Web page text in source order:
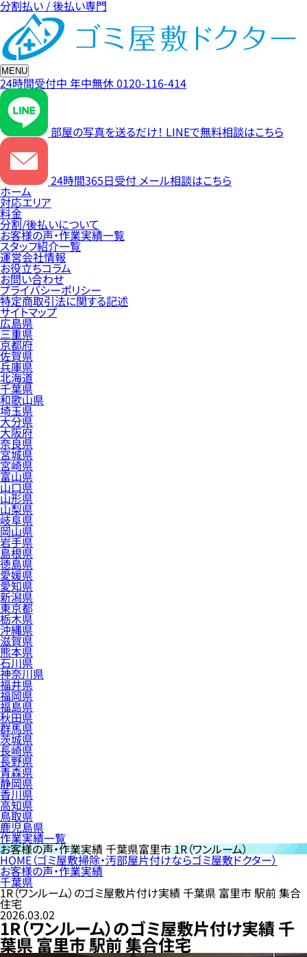
分割払い / 後払い専門
MENU
24時間受付中 年中無休0120-116-414
部屋の写真を送るだけ！ LINEで無料相談はこちら
24時間365日受付 メール相談はこちら
ホーム
対応エリア
料金
分割/後払いについて
お客様の声・作業実績一覧
スタッフ紹介一覧
運営会社情報
お役立ちコラム
お問い合わせ
プライバシーポリシー
特定商取引法に関する記述
サイトマップ
広島県
三重県
京都府
佐賀県
兵庫県
北海道
千葉県
和歌山県
埼玉県
大分県
大阪府
奈良県
宮城県
宮崎県
富山県
山口県
山形県
山梨県
岐阜県
岡山県
岩手県
島根県
徳島県
愛媛県
愛知県
新潟県
東京都
栃木県
沖縄県
滋賀県
熊本県
石川県
神奈川県
福井県
福岡県
福島県
秋田県
群馬県
茨城県
長崎県
長野県
青森県
静岡県
香川県
高知県
鳥取県
鹿児島県
作業実績一覧
お客様の声・作業実績千葉県富里市 1R（ワンルーム）
HOME（ゴミ屋敷掃除・汚部屋片付けならゴミ屋敷ドクター）
お客様の声・作業実績
千葉県
1R（ワンルーム）のゴミ屋敷片付け実績 千葉県 富里市 駅前 集合
住宅
2026.03.02
1R（ワンルーム）のゴミ屋敷片付け実績 千
葉県 富里市 駅前 集合住宅